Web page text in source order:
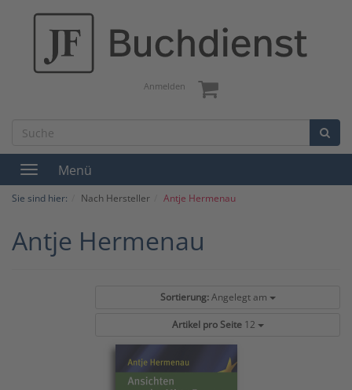
Anmelden
Toggle
navigation
Menü
Sie sind hier: Nach Hersteller Antje Hermenau
Antje Hermenau
Sortierung: Angelegt am
Artikel pro Seite 12